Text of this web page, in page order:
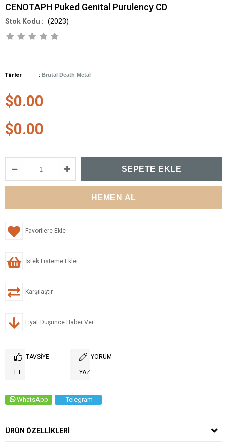
CENOTAPH Puked Genital Purulency CD
(2023)
Türler : Brutal Death Metal
$0.00
$0.00
Favorilere Ekle
İstek Listeme Ekle
Karşılaştır
Fiyat Düşünce Haber Ver
TAVSIYE
ET
YORUM
YAZ
WhatsApp Telegram
ÜRÜN ÖZELLIKLERI